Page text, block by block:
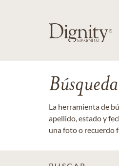
La herramienta de
apellido, estado y
una foto o recuerdo